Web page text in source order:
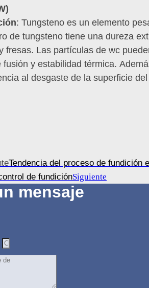
: Tungsteno es un elemento
de tungsteno tiene una dureza
fresas. Las partículas de wc
fusión y estabilidad térmica.
al desgaste de la superficie
Tendencia del proceso de fundición
de fundiciónSiguiente
mensaje